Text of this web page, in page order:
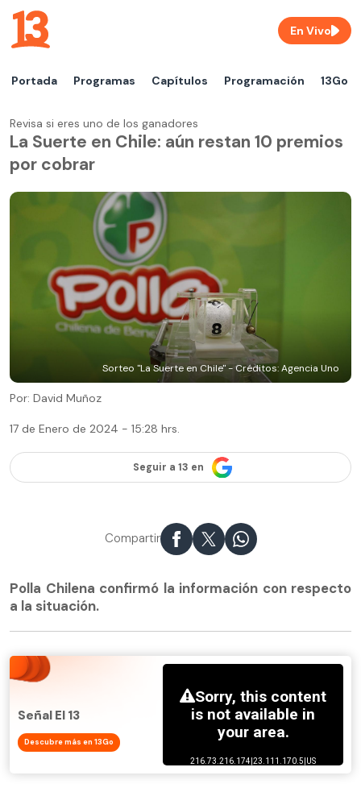
Portada Programas Capítulos Programación 13Go
En Vivo
Revisa si eres uno de los ganadores
La Suerte en Chile: aún restan 10 premios
por cobrar
Sorteo "La Suerte en Chile" - Créditos: Agencia Uno
Por: David Muñoz
17 de Enero de 2024 - 15:28 hrs.
Seguir a 13 en
Compartir
Polla Chilena confirmó la información con respecto
a la situación.
Señal El 13
Descubre más en 13Go